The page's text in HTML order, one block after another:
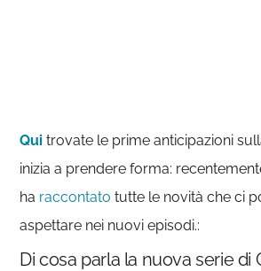
Qui trovate le prime anticipazioni
inizia a prendere forma:
ha raccontato tutte le novità che ci
aspettare nei nuovi episodi.:
Di cosa parla la nuova serie di